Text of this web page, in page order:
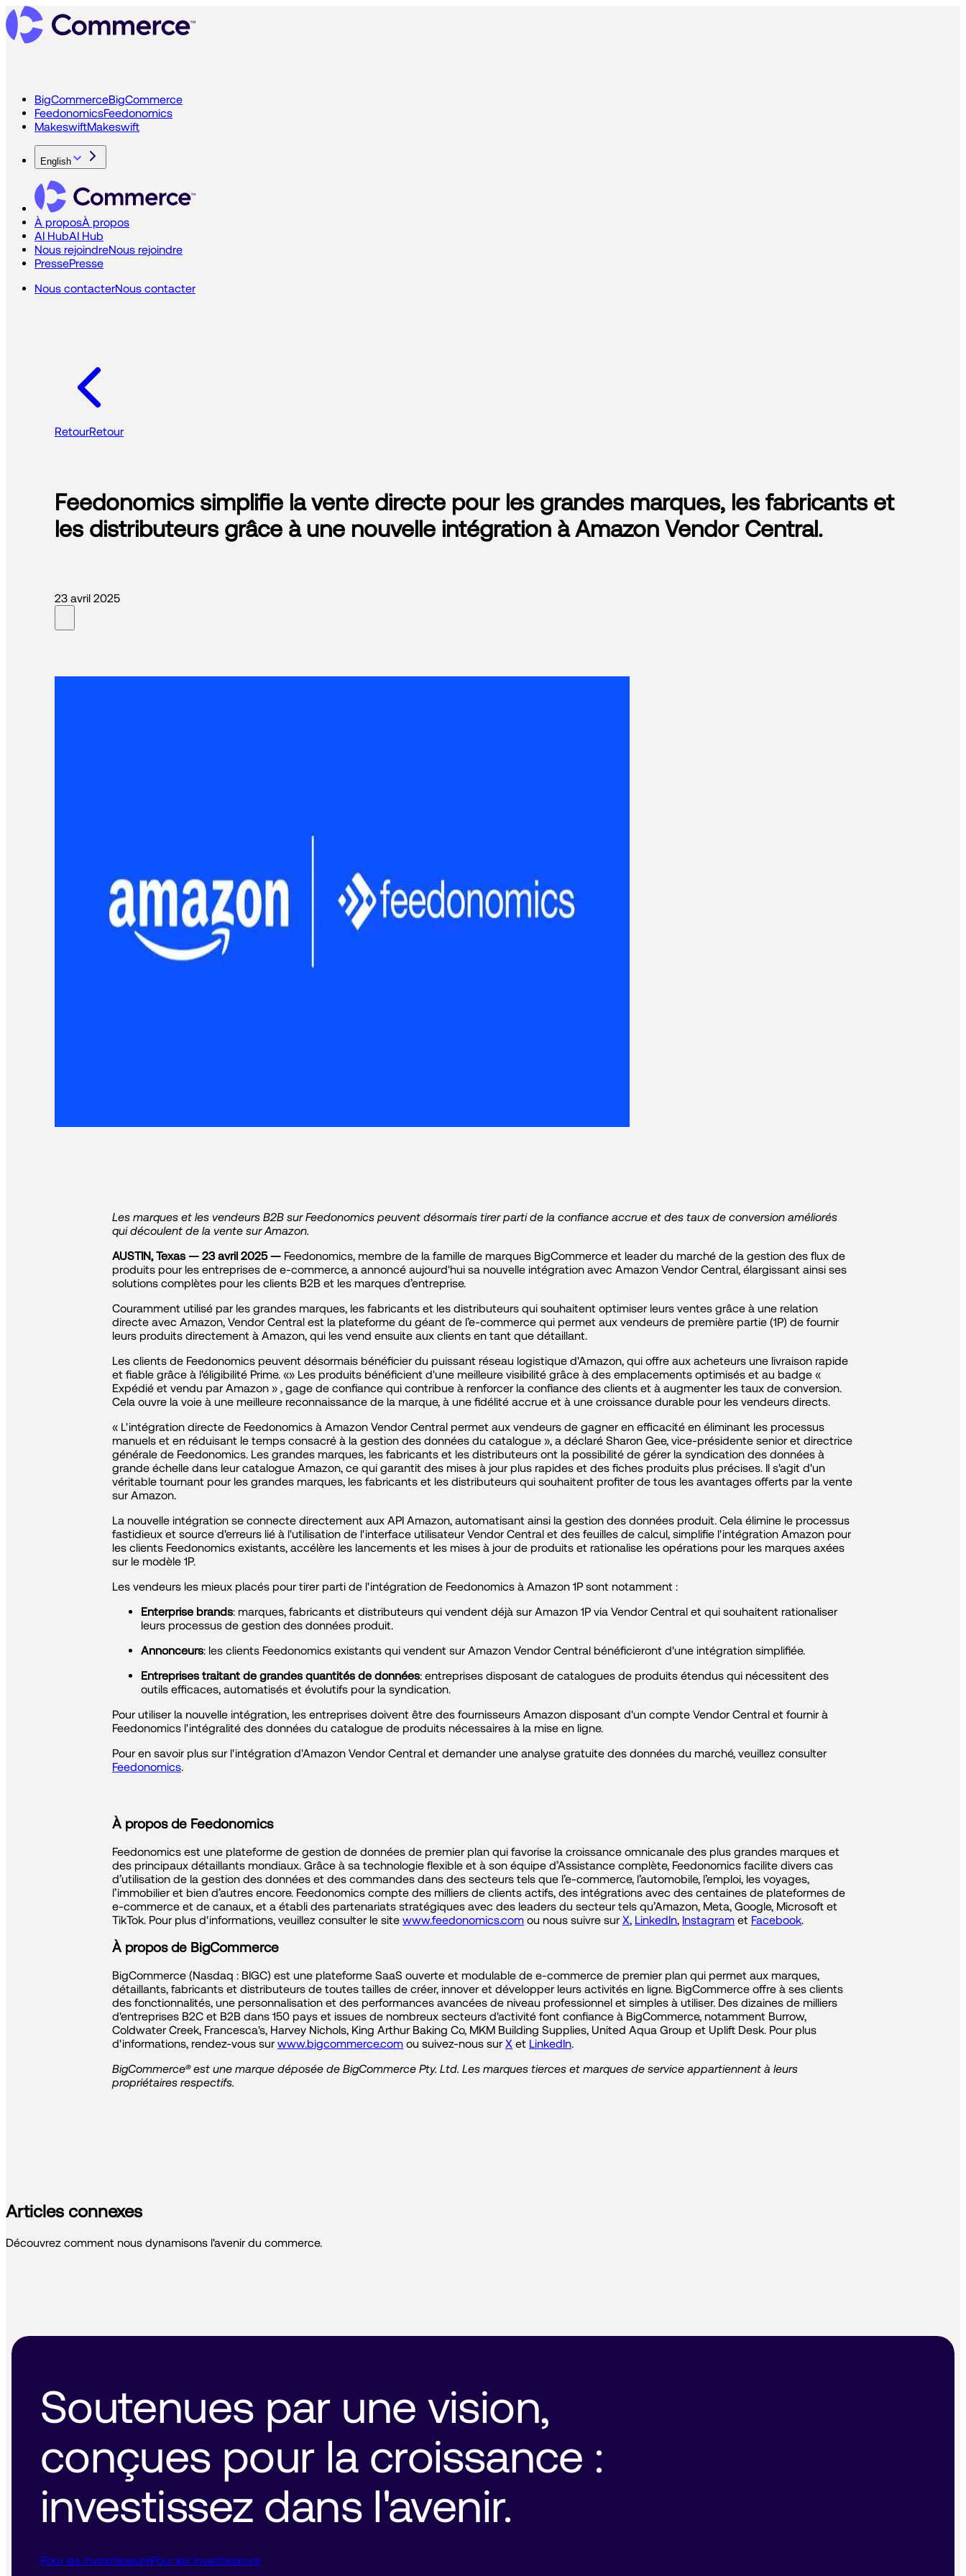
BigCommerceBigCommerce
FeedonomicsFeedonomics
MakeswiftMakeswift
English
À proposÀ propos
AI HubAI Hub
Nous rejoindreNous rejoindre
PressePresse
Nous contacterNous contacter
RetourRetour
Feedonomics simplifie la vente directe pour les grandes marques, les fabricants et
les distributeurs grâce à une nouvelle intégration à Amazon Vendor Central.
23 avril 2025
Les marques et les vendeurs B2B sur Feedonomics peuvent désormais tirer parti de la confiance accrue et des taux de conversion améliorés
qui découlent de la vente sur Amazon.
AUSTIN, Texas — 23 avril 2025 —Feedonomics, membre de la famille de marques BigCommerce et leader du marché de la gestion des flux de
produits pour les entreprises de e-commerce, a annoncé aujourd'hui sa nouvelle intégration avec Amazon Vendor Central, élargissant ainsi ses
solutions complètes pour les clients B2B et les marques d’entreprise.
Couramment utilisé par les grandes marques, les fabricants et les distributeurs qui souhaitent optimiser leurs ventes grâce à une relation
directe avec Amazon, Vendor Central est la plateforme du géant de l’e-commerce qui permet aux vendeurs de première partie (1P) de fournir
leurs produits directement à Amazon, qui les vend ensuite aux clients en tant que détaillant.
Les clients de Feedonomics peuvent désormais bénéficier du puissant réseau logistique d'Amazon, qui offre aux acheteurs une livraison rapide
et fiable grâce à l'éligibilité Prime. «» Les produits bénéficient d'une meilleure visibilité grâce à des emplacements optimisés et au badge «
Expédié et vendu par Amazon » , gage de confiance qui contribue à renforcer la confiance des clients et à augmenter les taux de conversion.
Cela ouvre la voie à une meilleure reconnaissance de la marque, à une fidélité accrue et à une croissance durable pour les vendeurs directs.
« L'intégration directe de Feedonomics à Amazon Vendor Central permet aux vendeurs de gagner en efficacité en éliminant les processus
manuels et en réduisant le temps consacré à la gestion des données du catalogue », a déclaré Sharon Gee, vice-présidente senior et directrice
générale de Feedonomics. Les grandes marques, les fabricants et les distributeurs ont la possibilité de gérer la syndication des données à
grande échelle dans leur catalogue Amazon, ce qui garantit des mises à jour plus rapides et des fiches produits plus précises. Il s'agit d'un
véritable tournant pour les grandes marques, les fabricants et les distributeurs qui souhaitent profiter de tous les avantages offerts par la vente
sur Amazon.
La nouvelle intégration se connecte directement aux API Amazon, automatisant ainsi la gestion des données produit. Cela élimine le processus
fastidieux et source d'erreurs lié à l'utilisation de l'interface utilisateur Vendor Central et des feuilles de calcul, simplifie l'intégration Amazon pour
les clients Feedonomics existants, accélère les lancements et les mises à jour de produits et rationalise les opérations pour les marques axées
sur le modèle 1P.
Les vendeurs les mieux placés pour tirer parti de l'intégration de Feedonomics à Amazon 1P sont notamment :
Enterprise brands: marques, fabricants et distributeurs qui vendent déjà sur Amazon 1P via Vendor Central et qui souhaitent rationaliser
leurs processus de gestion des données produit.
Annonceurs: les clients Feedonomics existants qui vendent sur Amazon Vendor Central bénéficieront d'une intégration simplifiée.
Entreprises traitant de grandes quantités de données: entreprises disposant de catalogues de produits étendus qui nécessitent des
outils efficaces, automatisés et évolutifs pour la syndication.
Pour utiliser la nouvelle intégration, les entreprises doivent être des fournisseurs Amazon disposant d'un compte Vendor Central et fournir à
Feedonomics l'intégralité des données du catalogue de produits nécessaires à la mise en ligne.
Pour en savoir plus sur l'intégration d'Amazon Vendor Central et demander une analyse gratuite des données du marché, veuillez consulter
Feedonomics.
À propos de Feedonomics
Feedonomics est une plateforme de gestion de données de premier plan qui favorise la croissance omnicanale des plus grandes marques et
des principaux détaillants mondiaux. Grâce à sa technologie flexible et à son équipe d’Assistance complète, Feedonomics facilite divers cas
d’utilisation de la gestion des données et des commandes dans des secteurs tels que l’e-commerce, l’automobile, l’emploi, les voyages,
l’immobilier et bien d’autres encore. Feedonomics compte des milliers de clients actifs, des intégrations avec des centaines de plateformes de
e-commerce et de canaux, et a établi des partenariats stratégiques avec des leaders du secteur tels qu’Amazon, Meta, Google, Microsoft et
TikTok. Pour plus d'informations, veuillez consulter le site www.feedonomics.comou nous suivre surX, LinkedIn, Instagramet Facebook.
À propos de BigCommerce
BigCommerce (Nasdaq : BIGC) est une plateforme SaaS ouverte et modulable de e-commerce de premier plan qui permet aux marques,
détaillants, fabricants et distributeurs de toutes tailles de créer, innover et développer leurs activités en ligne. BigCommerce offre à ses clients
des fonctionnalités, une personnalisation et des performances avancées de niveau professionnel et simples à utiliser. Des dizaines de milliers
d'entreprises B2C et B2B dans 150 pays et issues de nombreux secteurs d'activité font confiance à BigCommerce, notamment Burrow,
Coldwater Creek, Francesca's, Harvey Nichols, King Arthur Baking Co, MKM Building Supplies, United Aqua Group et Uplift Desk. Pour plus
d'informations, rendez-vous surwww.bigcommerce.comou suivez-nous surXet LinkedIn.
BigCommerce® est une marque déposée de BigCommerce Pty. Ltd. Les marques tierces et marques de service appartiennent à leurs
propriétaires respectifs.
Articles connexes
Découvrez comment nous dynamisons l'avenir du commerce.
Soutenues par une vision,
conçues pour la croissance :
investissez dans l'avenir.
Pour les investisseursPour les investisseurs